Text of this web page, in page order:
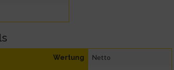
Wertung Netto